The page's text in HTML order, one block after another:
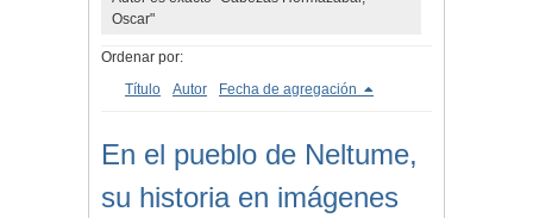
Oscar"
Ordenar por:
Título
Autor Fecha de agregación
En el pueblo de Neltume,
su historia en imágenes